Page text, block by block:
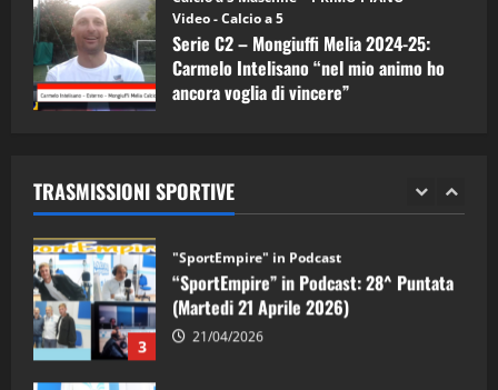
Video - Calcio a 5
Serie C2 – Mongiuffi Melia 2024-25:
Carmelo Intelisano “nel mio animo ho
ancora voglia di vincere”
TRASMISSIONI SPORTIVE
1
(Martedi 05 Maggio 2026)
08/05/2026
2 28/04/2026
3
"SportEmpire" in Podcast
“SportEmpire” in Podcast: 28^ Puntata
(Martedi 21 Aprile 2026)
21/04/2026